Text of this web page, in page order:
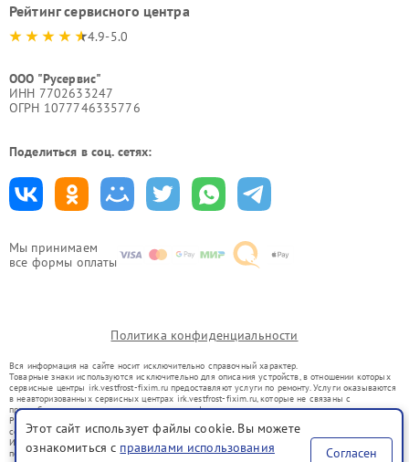
Мы принимаем
все формы оплаты
Рейтинг сервисного центра
4.9-5.0
ООО "Русервис"
ИНН 7702633247
ОГРН 1077746335776
Поделиться в соц. сетях:
Политика конфиденциальности
Вся информация на сайте носит исключительно справочный характер.
Товарные знаки используются исключительно для описания устройств, в отношении которых
сервисные центры irk.vestfrost-fixim.ru предоставляют услуги по ремонту. Услуги оказываются
в неавторизованных сервисных центрах irk.vestfrost-fixim.ru, которые не связаны с
правообладателями товарных знаков или их официальными представителями.
Ремонт осуществляется для устройств, уже введенных в гражданский оборот в соответствии
со статьей 1487 ГК РФ.
Использование товарных знаков не преследует цели индивидуализации услуг или введения
потребителей в заблуждение, а служит для информирования о предоставляемых услугах по
Этот сайт использует файлы cookie. Вы можете
ознакомиться с правилами использования
Согласен